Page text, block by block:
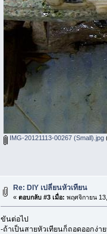
IMG-20121113-00267 (Small).jpg
Re: DIY เปลี่ยนหัวเทียน
« ตอบกลับ #3 เมื่อ: พฤศจิกายน
ขันต่อไป
-ถ้าเป็นสายหัวเทียนก็ถอดออกง่า